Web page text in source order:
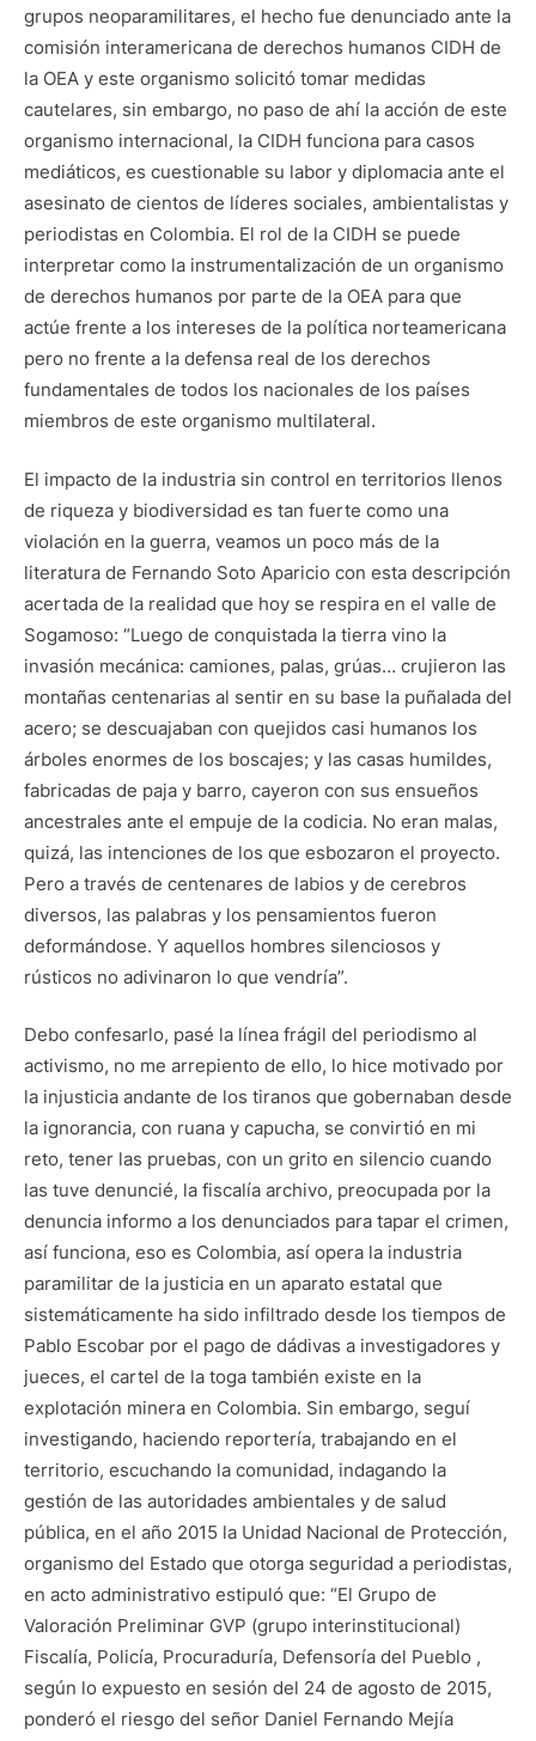
grupos neoparamilitares, el hecho fue denunciado ante la
comisión interamericana de derechos humanos CIDH de
la OEA y este organismo solicitó tomar medidas
cautelares, sin embargo, no paso de ahí la acción de este
organismo internacional, la CIDH funciona para casos
mediáticos, es cuestionable su labor y diplomacia ante el
asesinato de cientos de líderes sociales, ambientalistas y
periodistas en Colombia. El rol de la CIDH se puede
interpretar como la instrumentalización de un organismo
de derechos humanos por parte de la OEA para que
actúe frente a los intereses de la política norteamericana
pero no frente a la defensa real de los derechos
fundamentales de todos los nacionales de los países
miembros de este organismo multilateral.
El impacto de la industria sin control en territorios llenos
de riqueza y biodiversidad es tan fuerte como una
violación en la guerra, veamos un poco más de la
literatura de Fernando Soto Aparicio con esta descripción
acertada de la realidad que hoy se respira en el valle de
Sogamoso: “Luego de conquistada la tierra vino la
invasión mecánica: camiones, palas, grúas… crujieron las
montañas centenarias al sentir en su base la puñalada del
acero; se descuajaban con quejidos casi humanos los
árboles enormes de los boscajes; y las casas humildes,
fabricadas de paja y barro, cayeron con sus ensueños
ancestrales ante el empuje de la codicia. No eran malas,
quizá, las intenciones de los que esbozaron el proyecto.
Pero a través de centenares de labios y de cerebros
diversos, las palabras y los pensamientos fueron
deformándose. Y aquellos hombres silenciosos y
rústicos no adivinaron lo que vendría”.
Debo confesarlo, pasé la línea frágil del periodismo al
activismo, no me arrepiento de ello, lo hice motivado por
la injusticia andante de los tiranos que gobernaban desde
la ignorancia, con ruana y capucha, se convirtió en mi
reto, tener las pruebas, con un grito en silencio cuando
las tuve denuncié, la fiscalía archivo, preocupada por la
denuncia informo a los denunciados para tapar el crimen,
así funciona, eso es Colombia, así opera la industria
paramilitar de la justicia en un aparato estatal que
sistemáticamente ha sido infiltrado desde los tiempos de
Pablo Escobar por el pago de dádivas a investigadores y
jueces, el cartel de la toga también existe en la
explotación minera en Colombia. Sin embargo, seguí
investigando, haciendo reportería, trabajando en el
territorio, escuchando la comunidad, indagando la
gestión de las autoridades ambientales y de salud
pública, en el año 2015 la Unidad Nacional de Protección,
organismo del Estado que otorga seguridad a periodistas,
en acto administrativo estipuló que: “El Grupo de
Valoración Preliminar GVP (grupo interinstitucional)
Fiscalía, Policía, Procuraduría, Defensoría del Pueblo ,
según lo expuesto en sesión del 24 de agosto de 2015,
ponderó el riesgo del señor Daniel Fernando Mejía